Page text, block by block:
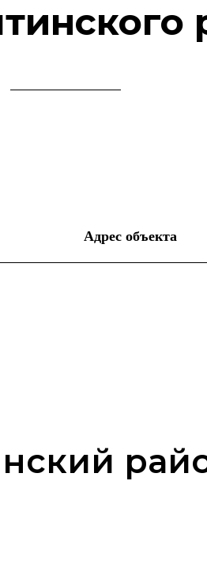
Адрес объекта